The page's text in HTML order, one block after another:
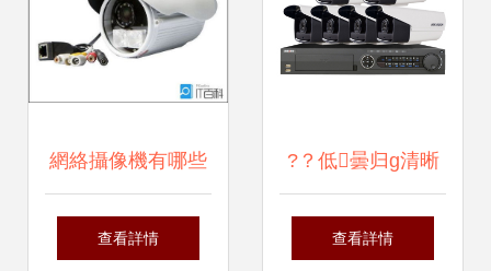
網絡攝像機有哪些
技術特點 網絡攝像
查看詳情
?？低曇归g清晰
度深度測評 從數據
查看詳情